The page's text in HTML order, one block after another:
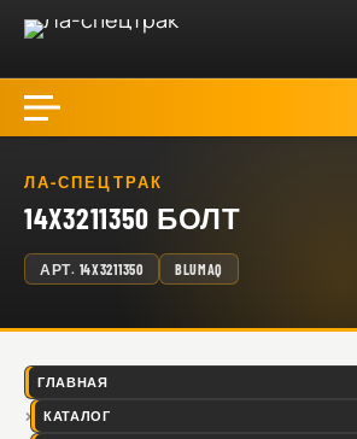
ЛА-СПЕЦТРАК
14X3211350 БОЛТ
АРТ. 14X3211350 BLUMAQ
ГЛАВНАЯ
КАТАЛОГ